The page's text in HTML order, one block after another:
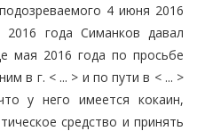
4 июня 2016
года Симанков давал
мая 2016 года по просьбе
в г. < ... > и по пути в < ... >
у него имеется кокаин,
средство и принять